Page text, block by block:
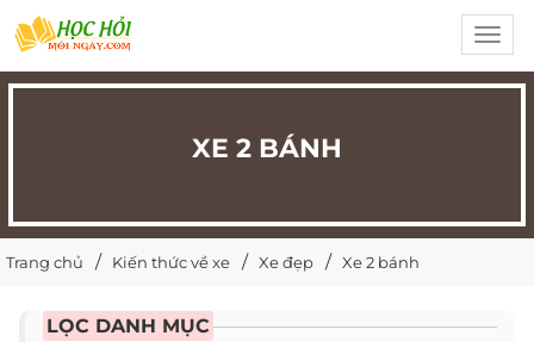
XE 2 BÁNH
Trang chủ Kiến thức về xe Xe đẹp Xe 2 bánh
LỌC DANH MỤC